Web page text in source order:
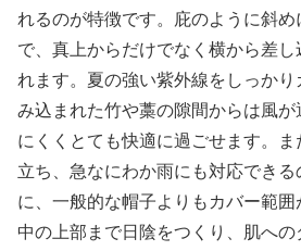
れるのが特徴です。庇のように斜
で、真上からだけでなく横から差し
れます。夏の強い紫外線をしっか
み込まれた竹や藁の隙間からは風
にくくとても快適に過ごせます。
立ち、急なにわか雨にも対応でき
に、一般的な帽子よりもカバー範
中の上部まで日陰をつくり、肌へ